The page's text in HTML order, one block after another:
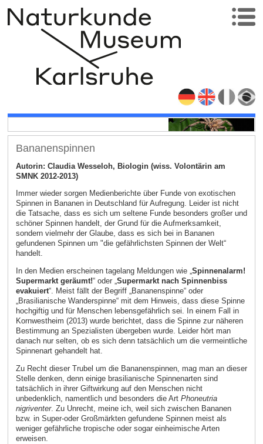
Bananenspinnen
Autorin: Claudia Wesseloh, Biologin (wiss. Volontärin am
SMNK 2012-2013)
Immer wieder sorgen Medienberichte über Funde von exotischen
Spinnen in Bananen in Deutschland für Aufregung. Leider ist nicht
die Tatsache, dass es sich um seltene Funde besonders großer und
schöner Spinnen handelt, der Grund für die Aufmerksamkeit,
sondern vielmehr der Glaube, dass es sich bei in Bananen
gefundenen Spinnen um "die gefährlichsten Spinnen der Welt“
handelt.
In den Medien erscheinen tagelang Meldungen wie „Spinnenalarm!
Supermarkt geräumt!“ oder „Supermarkt nach Spinnenbiss
evakuiert“. Meist fällt der Begriff „Bananenspinne“ oder
„Brasilianische Wanderspinne“ mit dem Hinweis, dass diese Spinne
hochgiftig und für Menschen lebensgefährlich sei. In einem Fall in
Kornwestheim (2013) wurde berichtet, dass die Spinne zur näheren
Bestimmung an Spezialisten übergeben wurde. Leider hört man
danach nur selten, ob es sich denn tatsächlich um die vermeintliche
Spinnenart gehandelt hat.
Zu Recht dieser Trubel um die Bananenspinnen, mag man an dieser
Stelle denken, denn einige brasilianische Spinnenarten sind
tatsächlich in ihrer Giftwirkung auf den Menschen nicht
unbedenklich, namentlich und besonders die Art Phoneutria
nigriventer. Zu Unrecht, meine ich, weil sich zwischen Bananen
bzw. in Super-oder Großmärkten gefundene Spinnen meist als
weniger gefährliche tropische oder sogar einheimische Arten
erweisen.